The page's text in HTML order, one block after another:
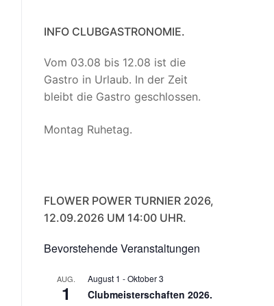
INFO CLUBGASTRONOMIE.
Vom 03.08 bis 12.08 ist die
Gastro in Urlaub. In der Zeit
bleibt die Gastro geschlossen.
Montag Ruhetag.
FLOWER POWER TURNIER 2026,
12.09.2026 UM 14:00 UHR.
Bevorstehende Veranstaltungen
AUG.
1
August 1 -Oktober 3
Clubmeisterschaften 2026.